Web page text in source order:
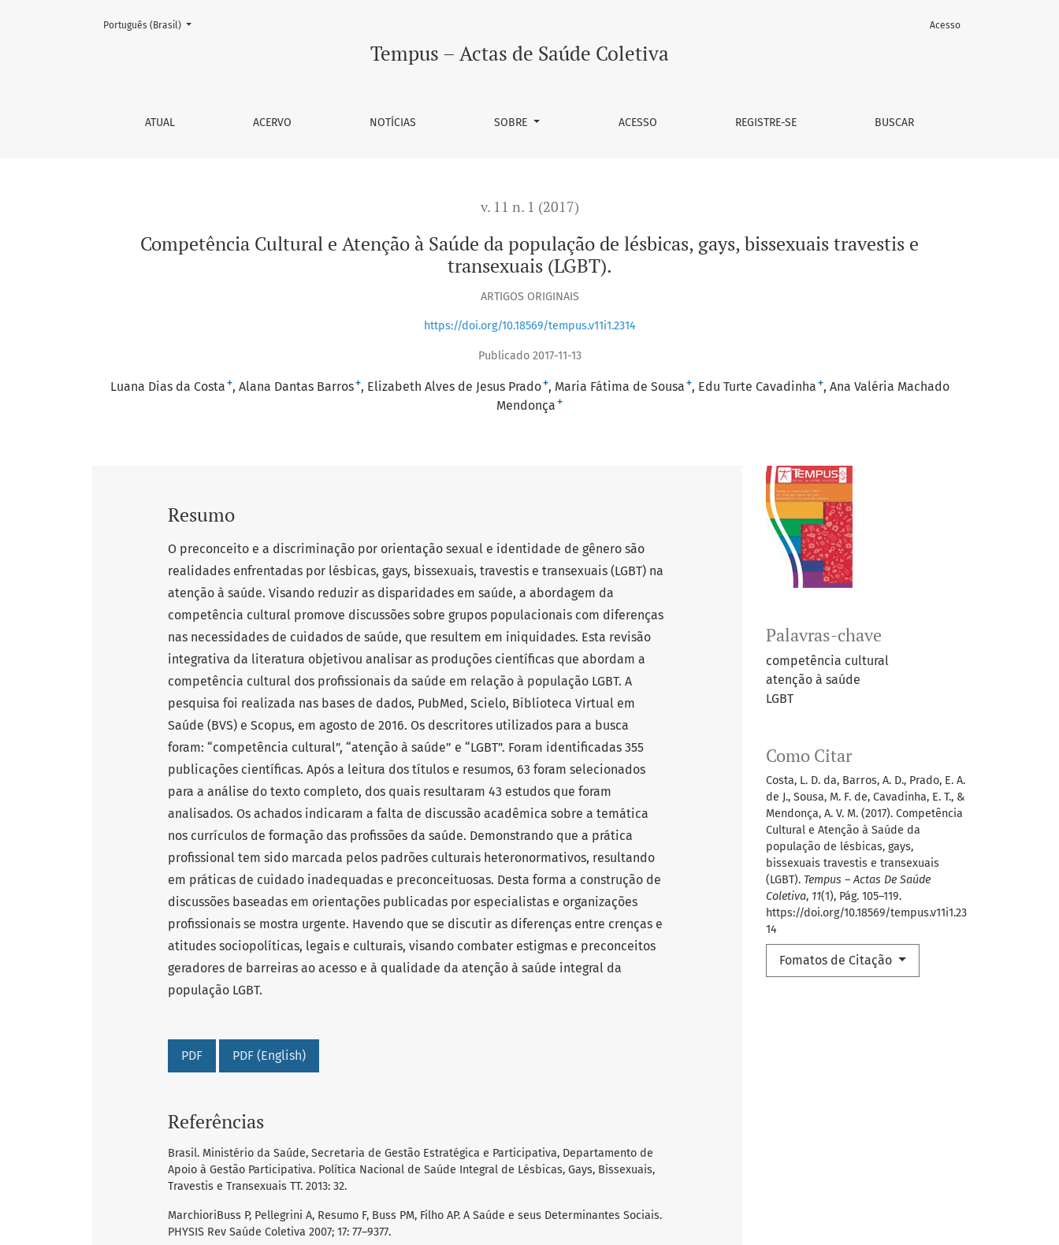
Competência Cultural e Atenção à Saúde da população de lésbicas, gays, bissexuais travestis e transexuais (LGBT).
Tempus – Actas de Saúde Coletiva
ATUAL ACERVO NOTÍCIAS SOBRE ACESSO REGISTRE-SE BUSCAR
Acesso
Mudar o idioma. O atual é:
Português (Brasil)
v. 11 n. 1 (2017)
Competência Cultural e Atenção à Saúde da população de lésbicas, gays, bissexuais travestis e
transexuais (LGBT).
ARTIGOS ORIGINAIS
https://doi.org/10.18569/tempus.v11i1.2314
Publicado 2017-11-13
Luana Dias da Costa + Alana Dantas Barros+ Elizabeth Alves de Jesus Prado+ Maria Fátima de Sousa + Edu Turte Cavadinha +
Ana Valéria Machado
Mendonça +
Palavras-chave
competência cultural
atenção à saúde
LGBT
Como Citar
Costa, L. D. da, Barros, A. D., Prado, E. A.
de J., Sousa, M. F. de, Cavadinha, E. T., &
Mendonça, A. V. M. (2017). Competência
Cultural e Atenção à Saúde da
população de lésbicas, gays,
bissexuais travestis e transexuais
(LGBT). Tempus – Actas De Saúde
Coletiva, 11(1), Pág. 105–119.
https://doi.org/10.18569/tempus.v11i1.23
14
Fomatos de Citação
Resumo
O preconceito e a discriminação por orientação sexual e identidade de gênero são
realidades enfrentadas por lésbicas, gays, bissexuais, travestis e transexuais (LGBT) na
atenção à saúde. Visando reduzir as disparidades em saúde, a abordagem da
competência cultural promove discussões sobre grupos populacionais com diferenças
nas necessidades de cuidados de saúde, que resultem em iniquidades. Esta revisão
integrativa da literatura objetivou analisar as produções científicas que abordam a
competência cultural dos profissionais da saúde em relação à população LGBT. A
pesquisa foi realizada nas bases de dados, PubMed, Scielo, Biblioteca Virtual em
Saúde (BVS) e Scopus, em agosto de 2016. Os descritores utilizados para a busca
foram: “competência cultural”, “atenção à saúde” e “LGBT”. Foram identificadas 355
publicações científicas. Após a leitura dos títulos e resumos, 63 foram selecionados
para a análise do texto completo, dos quais resultaram 43 estudos que foram
analisados. Os achados indicaram a falta de discussão acadêmica sobre a temática
nos currículos de formação das profissões da saúde. Demonstrando que a prática
profissional tem sido marcada pelos padrões culturais heteronormativos, resultando
em práticas de cuidado inadequadas e preconceituosas. Desta forma a construção de
discussões baseadas em orientações publicadas por especialistas e organizações
profissionais se mostra urgente. Havendo que se discutir as diferenças entre crenças e
atitudes sociopolíticas, legais e culturais, visando combater estigmas e preconceitos
geradores de barreiras ao acesso e à qualidade da atenção à saúde integral da
população LGBT.
PDF PDF (English)
Referências
Brasil. Ministério da Saúde, Secretaria de Gestão Estratégica e Participativa, Departamento de
Apoio à Gestão Participativa. Política Nacional de Saúde Integral de Lésbicas, Gays, Bissexuais,
Travestis e Transexuais TT. 2013: 32.
MarchioriBuss P, Pellegrini A, Resumo F, Buss PM, Filho AP. A Saúde e seus Determinantes Sociais.
PHYSIS Rev Saúde Coletiva 2007; 17: 77–9377.